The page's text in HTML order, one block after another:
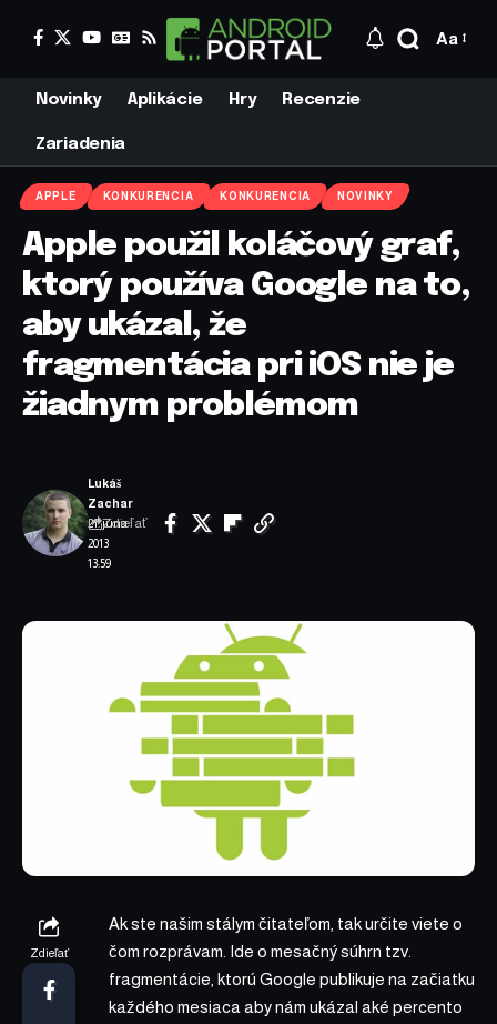
Aa
Novinky Aplikácie Hry Recenzie
Zariadenia
APPLE KONKURENCIA KONKURENCIA NOVINKY
Apple použil koláčový graf,
ktorý používa Google na to,
aby ukázal, že
fragmentácia pri iOS nie je
žiadnym problémom
21. júna
2013
13:59
Lukáš
Zachar
Zdieľať
Zdieľať
Ak ste našim stálym čitateľom, tak určite viete o
čom rozprávam. Ide o mesačný súhrn tzv.
fragmentácie, ktorú Google publikuje na začiatku
každého mesiaca aby nám ukázal aké percento